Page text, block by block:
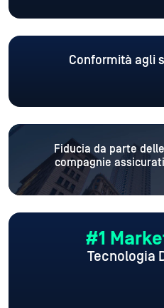
Conformità agli
Fiducia da parte
compagnie
#1
Tecnologia